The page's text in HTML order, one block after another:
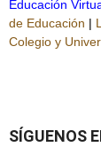
Educación
de Educación |
Colegio y
SÍGUENOS